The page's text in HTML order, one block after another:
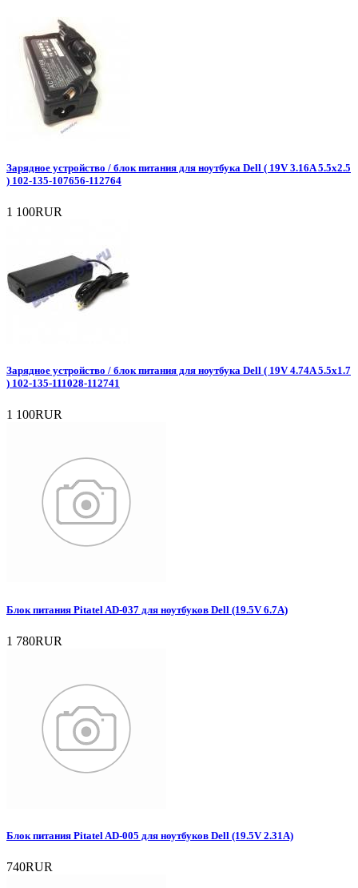
Зарядное уcтройство / блок питания для ноутбука Dell ( 19V 3.16A 5.5x2.5
) 102-135-107656-112764
1 100RUR
Зарядное уcтройство / блок питания для ноутбука Dell ( 19V 4.74A 5.5x1.7
) 102-135-111028-112741
1 100RUR
Блок питания Pitatel AD-037 для ноутбуков Dell (19.5V 6.7A)
1 780RUR
Блок питания Pitatel AD-005 для ноутбуков Dell (19.5V 2.31A)
740RUR